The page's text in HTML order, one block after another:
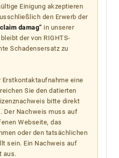
Einigung akzeptieren
den Erwerb der
damag“ in unserer
der von RIGHTS-
Schadensersatz zu
Erstkontaktaufnahme eine
Sie den datierten
bitte direkt
Der Nachweis muss auf
Webseite, das
oder den tatsächlichen
sein. Ein Nachweis auf
aus.